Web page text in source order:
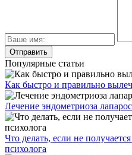
Популярные статьи
Как быстро и правильно
Лечение эндометриоза
Что делать, если не
психолога